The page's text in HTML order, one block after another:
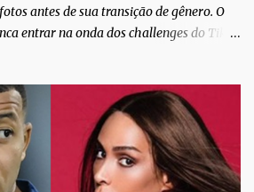
antes de sua transição de gênero. O
entrar na onda dos challenges do Tik
jovem e usando roupas masculinas,
ela finalmente aparece usando um
longo e seios. Através do Instagram,
foi passar um período da sua vida no
Bianca, ela apenas se alistou como